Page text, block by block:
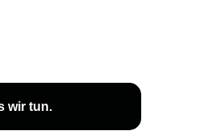
wir tun.